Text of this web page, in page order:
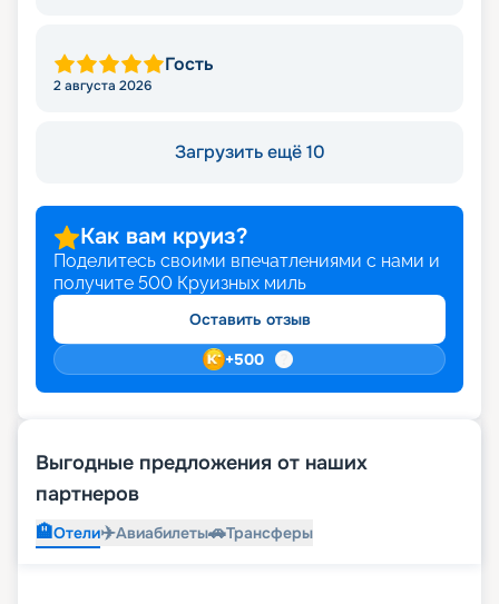
Гость
2 августа 2026
Загрузить ещё 10
Как вам круиз?
Поделитесь своими впечатлениями с нами и
получите 500 Круизных миль
Оставить отзыв
+500
Выгодные предложения от наших
партнеров
🏨Отели✈️Авиабилеты🚗Трансферы